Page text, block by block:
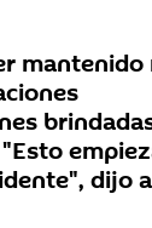
mantenido
dijo a